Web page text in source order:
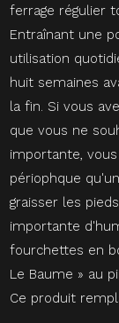
ferrage régulier
Entraînant une
utilisation
huit semaines
la fin. Si vous
que vous ne
importante,
périophque
graisser les
importante
fourchettes en
Le Baume » au
Ce produit